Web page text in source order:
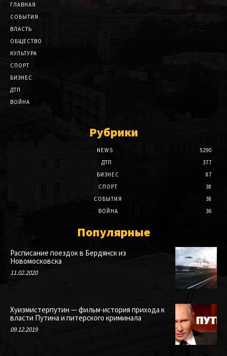
ГЛАВНАЯ
СОБЫТИЯ
ВЛАСТЬ
ОБЩЕСТВО
КУЛЬТУРА
СПОРТ
БИЗНЕС
ДТП
ВОЙНА
Рубрики
NEWS
5290
ДТП
377
БИЗНЕС
87
СПОРТ
38
СОБЫТИЯ
38
ВОЙНА
36
Популярные
Расписание поездок в Бердянск из
Новомосковска
11.02.2020
Хуизмистерпутин — фильм-история прихода к
власти Путина и питерского криминала
09.12.2019